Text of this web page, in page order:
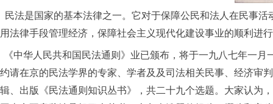
民法是国家的基本法律之一。它对于保障公民和法人在民事
用法律手段管理经济，保障社会主义现代化建设事业的顺利进
《中华人民共和国民法通则》业已颁布，将于一九八七年一
约请在京的民法学界的专家、学者及及司法相关民事、经济审
辑、出版《民法通则知识丛书》，共二十九个选题。大家认为